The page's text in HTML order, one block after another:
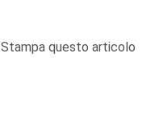
Stampa questo articolo